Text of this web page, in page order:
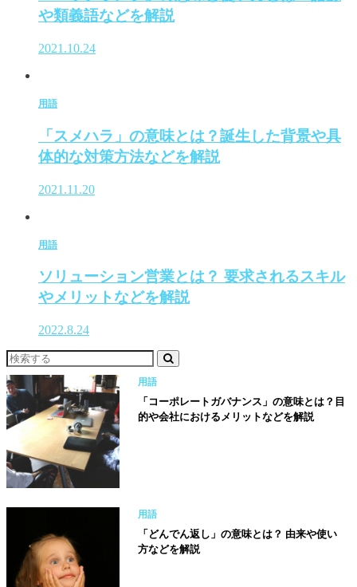
や類義語などを解説
2021.10.24
用語
「スメハラ」の意味とは？誕生した背景や具
体的な対策方法などを解説
2021.11.20
用語
ソリューション営業とは？ 要求されるスキル
やメリットなどを解説
2022.8.24
用語
「コーポレートガバナンス」の意味とは？目
的や会社におけるメリットなどを解説
用語
「どんでん返し」の意味とは？ 由来や使い
方などを解説